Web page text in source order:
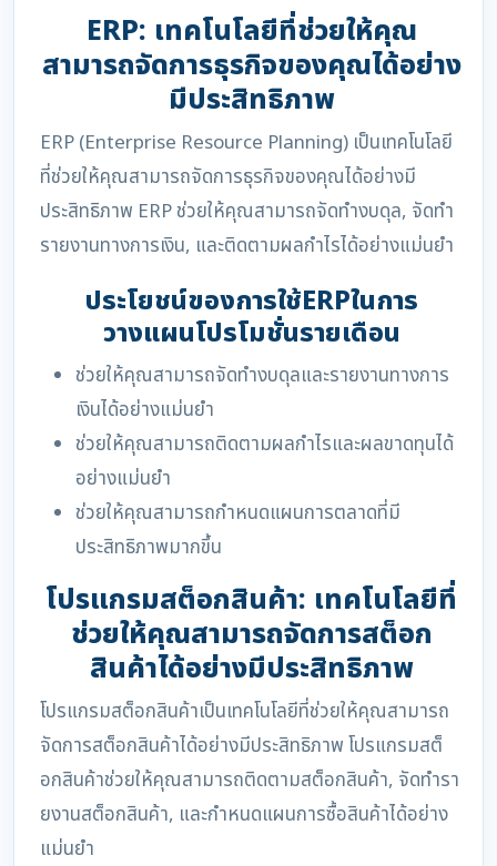
ERP: เทคโนโลยีที่ช่วยให้คุณ
สามารถจัดการธุรกิจของคุณได้อย่าง
มีประสิทธิภาพ
ERP (Enterprise Resource Planning) เป็นเทคโนโลยี
ที่ช่วยให้คุณสามารถจัดการธุรกิจของคุณได้อย่างมี
ประสิทธิภาพ ERP ช่วยให้คุณสามารถจัดทำงบดุล, จัดทำ
รายงานทางการเงิน, และติดตามผลกำไรได้อย่างแม่นยำ
ประโยชน์ของการใช้ERPในการ
วางแผนโปรโมชั่นรายเดือน
ช่วยให้คุณสามารถจัดทำงบดุลและรายงานทางการ
เงินได้อย่างแม่นยำ
ช่วยให้คุณสามารถติดตามผลกำไรและผลขาดทุนได้
อย่างแม่นยำ
ช่วยให้คุณสามารถกำหนดแผนการตลาดที่มี
ประสิทธิภาพมากขึ้น
โปรแกรมสต็อกสินค้า: เทคโนโลยีที่
ช่วยให้คุณสามารถจัดการสต็อก
สินค้าได้อย่างมีประสิทธิภาพ
โปรแกรมสต็อกสินค้าเป็นเทคโนโลยีที่ช่วยให้คุณสามารถ
จัดการสต็อกสินค้าได้อย่างมีประสิทธิภาพ โปรแกรมสต็
อกสินค้าช่วยให้คุณสามารถติดตามสต็อกสินค้า, จัดทำรา
ยงานสต็อกสินค้า, และกำหนดแผนการซื้อสินค้าได้อย่าง
แม่นยำ